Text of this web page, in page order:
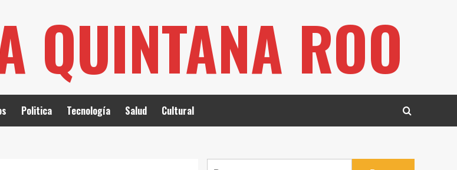
QUINTANA ROO
Politica Tecnología Salud Cultural